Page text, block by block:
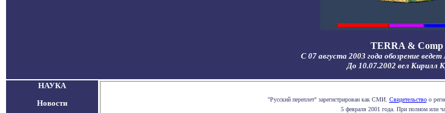
TERRA & Comp
С 07 августа 2003 года обозрение
До 10.07.2002 вел Кирилл
НАУКА
Новости
"Русский переплет" зарегистрирован как СМИ. Свидетельствоо
5 февраля 2001 года. При полном или